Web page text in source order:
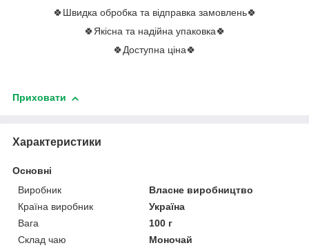
🍀Швидка обробка та відправка замовлень🍀
🍀Якісна та надійна упаковка🍀
🍀Доступна ціна🍀
Приховати
Характеристики
Основні
Виробник
Власне виробництво
Країна виробник
Україна
Вага
100 г
Склад чаю
Моночай